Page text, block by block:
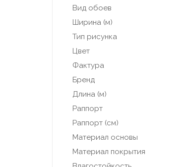
Вид обоев
Ширина (м)
Тип рисунка
Цвет
Фактура
Бренд
Длина (м)
Раппорт
Раппорт (см)
Материал основы
Материал покрытия